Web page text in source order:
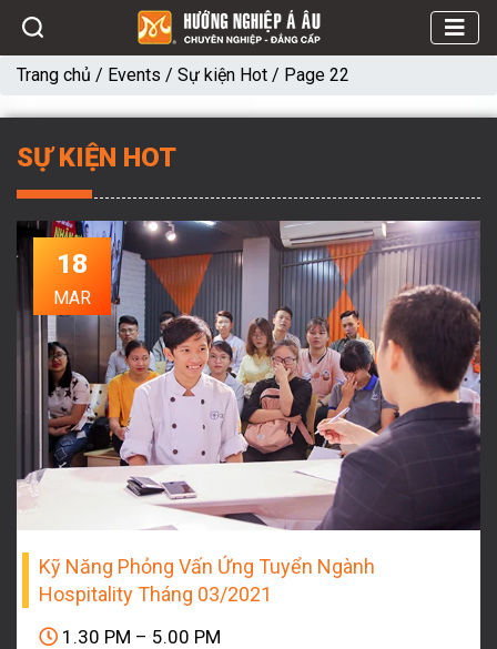
Trang chủ / Events / Sự kiện Hot / Page 22
SỰ KIỆN HOT
18
MAR
Kỹ Năng Phỏng Vấn Ứng Tuyển Ngành
Hospitality Tháng 03/2021
1.30 PM – 5.00 PM